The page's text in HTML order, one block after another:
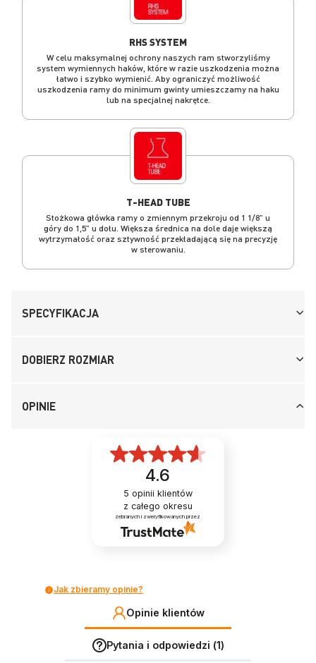
RHS SYSTEM
W celu maksymalnej ochrony naszych ram stworzyliśmy
system wymiennych haków, które w razie uszkodzenia można
łatwo i szybko wymienić. Aby ograniczyć możliwość
uszkodzenia ramy do minimum gwinty umieszczamy na haku
lub na specjalnej nakrętce.
T-HEAD TUBE
Stożkowa główka ramy o zmiennym przekroju od 1 1/8” u
góry do 1,5” u dołu. Większa średnica na dole daje większą
wytrzymałość oraz sztywność przekładającą się na precyzję
w sterowaniu.
SPECYFIKACJA
DOBIERZ ROZMIAR
OPINIE
4.6
5 opinii klientów
z całego okresu
zebranych i zweryfikowanych przez
Jak zbieramy opinie?
Opinie klientów
Pytania i odpowiedzi (1)